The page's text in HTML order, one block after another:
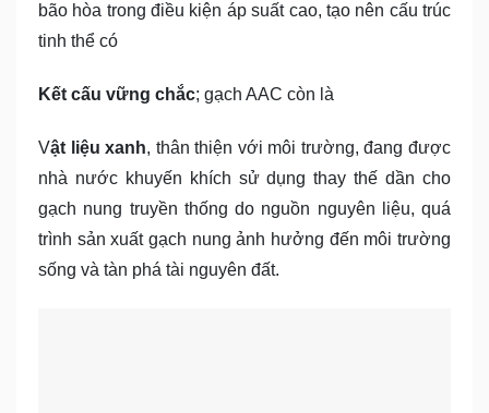
bão hòa trong điều kiện áp suất cao, tạo nên cấu trúc
tinh thể có
Kết cấu vững chắc; gạch AAC còn là
Vật liệu xanh, thân thiện với môi trường, đang được
nhà nước khuyến khích sử dụng thay thế dần cho
gạch nung truyền thống do nguồn nguyên liệu, quá
trình sản xuất gạch nung ảnh hưởng đến môi trường
sống và tàn phá tài nguyên đất.